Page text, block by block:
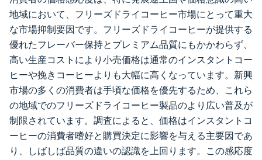
地域において、フリーズドライコーヒー市場にとって重大
な市場抑制要因です。フリーズドライコーヒーが提供する
優れたフレーバー保持とプレミアム品質にもかかわらず、
高い生産コストにより小売価格は通常のインスタントコー
ヒーや挽きコーヒーよりも大幅に高くなっています。新興
市場の多くの消費者は手頃な価格を優先するため、これら
の地域でのフリーズドライコーヒー製品のより広い普及が
制限されています。調査によると、価格はインスタントコ
ーヒーの消費者嗜好と購買決定に影響を与える主要因であ
り、しばしば品質の違いの認識を上回ります。この感応度